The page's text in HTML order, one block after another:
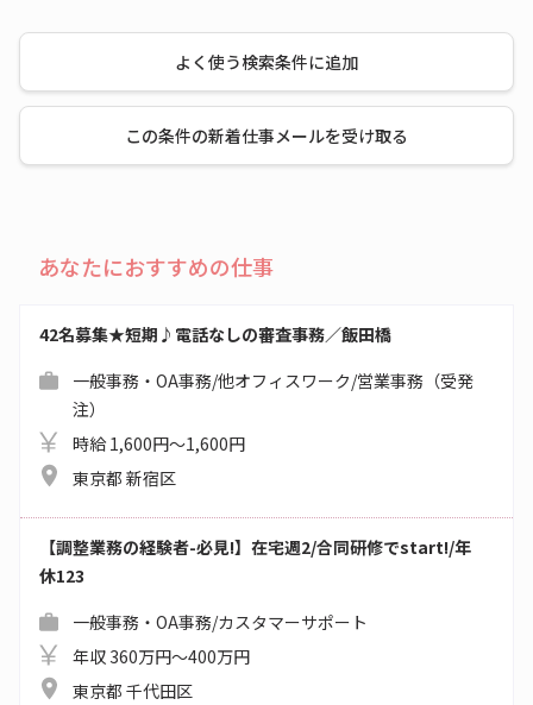
よく使う検索条件に追加
この条件の新着仕事メールを受け取る
あなたにおすすめの仕事
42名募集★短期♪電話なしの審査事務／飯田橋
一般事務・OA事務/他オフィスワーク/営業事務（受発
注）
時給 1,600円～1,600円
東京都 新宿区
【調整業務の経験者-必見!】在宅週2/合同研修でstart!/年
休123
一般事務・OA事務/カスタマーサポート
年収 360万円～400万円
東京都 千代田区